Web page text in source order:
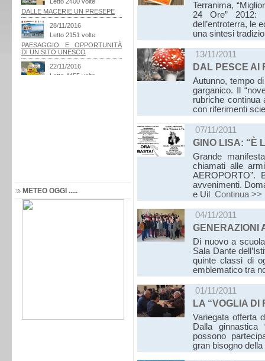
METEO OGGI .....
Terranima,
24 Ore” 2012:
dell’entroterra, le
una sintesi
13/11/2011
DAL PESCE AI
Autunno, tempo
garganico. Il
rubriche continua
con riferimenti
07/11/2011
GINO LISA: “È
Grande
chiamati alle
AEROPORTO”.
avvenimenti.
e Uil Continua >>
04/11/2011
GENERAZIONI
Di nuovo a
Sala Dante
quinte classi di
emblematico tra
01/11/2011
LA “VOGLIA DI
Variegata offerta
Dalla
possono
gran bisogno